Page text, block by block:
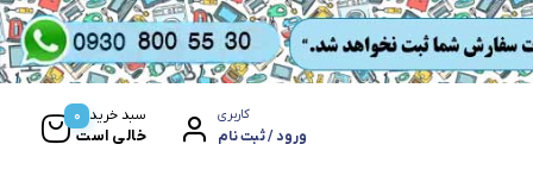
کاربری
ورود / ثبت نام
سبد خرید
خالی است
0